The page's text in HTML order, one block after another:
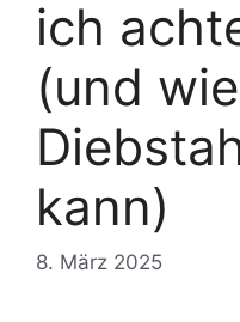
ich
(und
kann)
8. März 2025